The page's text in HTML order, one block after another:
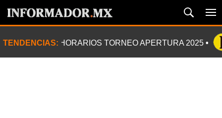
TENDENCIAS: HORARIOS TORNEO APERTURA 2025